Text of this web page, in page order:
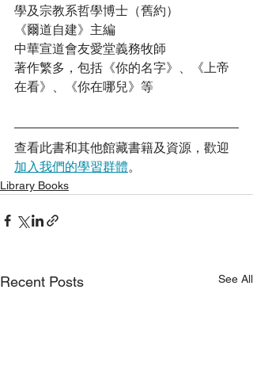
學及宗教系哲學博士（舊約）
《爾道自建》主編
中華宣道會友愛堂義務牧師
著作繁多，包括《你的名字》、《上帝
在看》、《你在哪兒》等
查看此書和其他館藏書籍及資源，歡迎
加入我們的學習群體。
Library Books
Recent Posts See All